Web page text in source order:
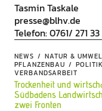
Tasmin Taskale
presse@blhv.de
Telefon: 0761/ 271 33
NEWS NATUR &
PFLANZENBAU
POLITIK
VERBANDSARBEIT
Trockenheit und
Südbadens
zwei Fronten